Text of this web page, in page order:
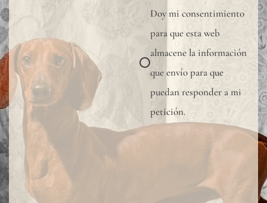
Doy mi consentimiento
para que esta web
almacene la información
que envío para que
puedan responder a mi
petición.